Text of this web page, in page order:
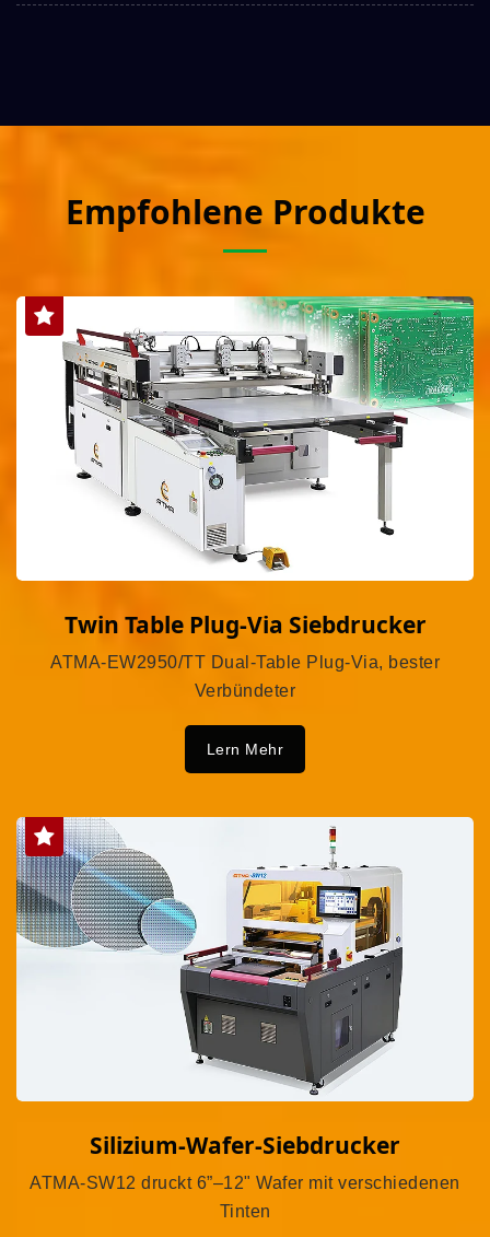
Empfohlene Produkte
Twin Table Plug-Via Siebdrucker
ATMA-EW2950/TT Dual-Table Plug-Via, bester
Verbündeter
Lern Mehr
Silizium-Wafer-Siebdrucker
ATMA-SW12 druckt 6”–12" Wafer mit verschiedenen
Tinten